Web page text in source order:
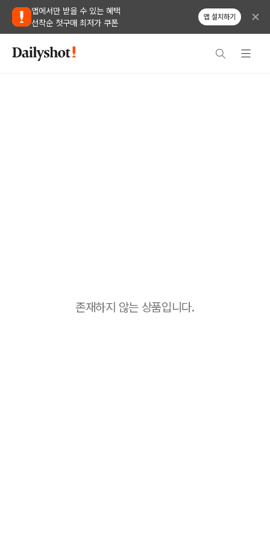
앱에서만 받을 수 있는 혜택
선착순 첫구매 최저가 쿠폰
앱 설치하기
존재하지 않는 상품입니다.